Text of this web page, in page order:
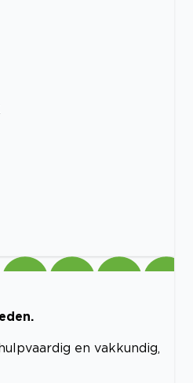
en vakkundig,